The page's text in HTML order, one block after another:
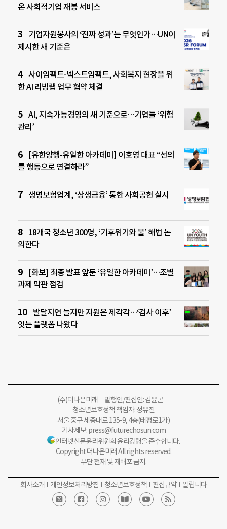
온 사회적기업 재봉 서비스
기업자원봉사의 ‘진짜 성과’는 무엇인가…UN이
제시한 새 기준은
사이임팩트-넥스트임팩트, 사회복지 현장을 위
한 AI 리빙랩 업무 협약 체결
AI, 지속가능경영의 새 기준으로…기업들 ‘위험
관리’
[유한양행-유일한 아카데미] 이호영 대표 “선의
를 행동으로 연결하라”
생명보험업계, ‘상생금융’ 통한 사회공헌 실시
18개국 청소년 300명, ‘기후위기와 물’ 해법 논
의한다
[화보] 최종 발표 앞둔 ‘유일한 아카데미’…조별
과제 막판 점검
발달지연 늘지만 지원은 제각각…‘검사 이후’
잇는 플랫폼 나왔다
(주)더나은미래 발행인/편집인: 김윤곤
청소년보호정책 책임자: 정유진
서울 중구 세종대로 135-9, 4층(태평로1가)
기사제보:press@futurechosun.com
인터넷신문윤리위원회 윤리강령을 준수합니다.
Copyright 더나은미래 All rights reserved.
무단 전재 및 재배포 금지.
회사소개 개인정보처리방침 청소년보호정책 편집규약 알립니다